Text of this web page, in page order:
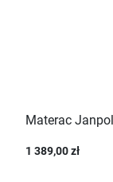
Materac
1 389,00 zł